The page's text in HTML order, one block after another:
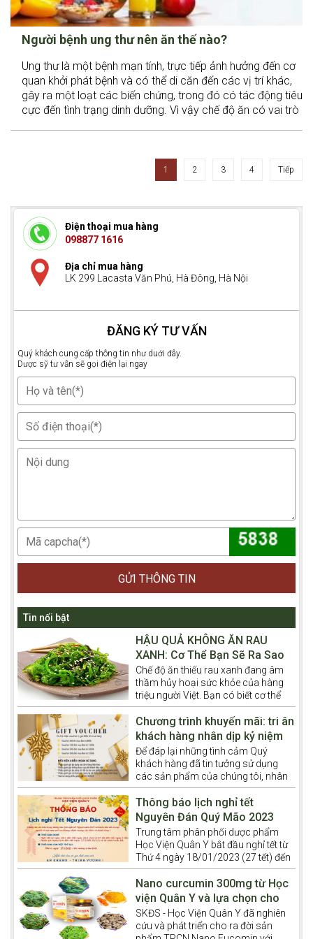
Người bệnh ung thư nên ăn thế nào?
Ung thư là một bệnh mạn tính, trực tiếp ảnh hưởng đến cơ
quan khởi phát bệnh và có thể di căn đến các vị trí khác,
gây ra một loạt các biến chứng, trong đó có tác động tiêu
cực đến tình trạng dinh dưỡng. Vì vậy chế độ ăn có vai trò
1 2 3 4 Tiếp
Điện thoại mua hàng
098877 1616
Địa chỉ mua hàng
LK 299 Lacasta Văn Phú, Hà Đông, Hà Nội
ĐĂNG KÝ TƯ VẤN
Quý khách cung cấp thông tin như duới đây.
Dược sỹ tư vẫn sẽ gọi điện lại ngay
GỬI THÔNG TIN
Tin nổi bật
HẬU QUẢ KHÔNG ĂN RAU
XANH: Cơ Thể Bạn Sẽ Ra Sao
Khi Thiếu Chất Xơ Trong Thời
Gian Dài?
Chế độ ăn thiếu rau xanh đang âm
thầm hủy hoại sức khỏe của hàng
triệu người Việt. Bạn có biết cơ thể
mình sẽ phải gánh chịu những "cơn
bão" bệnh tật gì nếu duy trì thói quen
lười ăn rau này trong nhiều năm?
Chương trình khuyến mãi: tri ân
khách hàng nhân dịp kỷ niệm
10 năm thành lập trung tâm
Để đáp lại những tình cảm Quý
khách hàng đã tin tưởng sử dụng
các sản phẩm của chúng tôi, nhân
dịp kỷ niệm 10 năm thành lập, từ 2/9
đến 1/1/2024, chúng tôi dành tặng
2000 voucher quà tặng dành cho
quý khách hàng.
Thông báo lịch nghỉ tết
Nguyên Đán Quý Mão 2023
Trung tâm phân phối dược phẩm
Học Viện Quân Y bắt đầu nghỉ tết từ
Thứ 4 ngày 18/01/2023 (27 tết) đến
hết Thứ 5 ngày 26/01/2023 (mồng
5 tết). Thứ 6 ngày
27/01/2023 (mồng 6 tết) Trung tâm
hoạt động lại bình thường.
Nano curcumin 300mg từ Học
viện Quân Y và lựa chọn cho
bệnh nhân ung thư
SKĐS - Học Viện Quân Y đã nghiên
cứu và phát triển cho ra đời sản